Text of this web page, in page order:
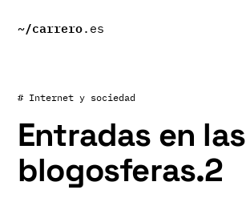
~/carrero.es
# Internet y sociedad
Entradas en las
blogosferas.2